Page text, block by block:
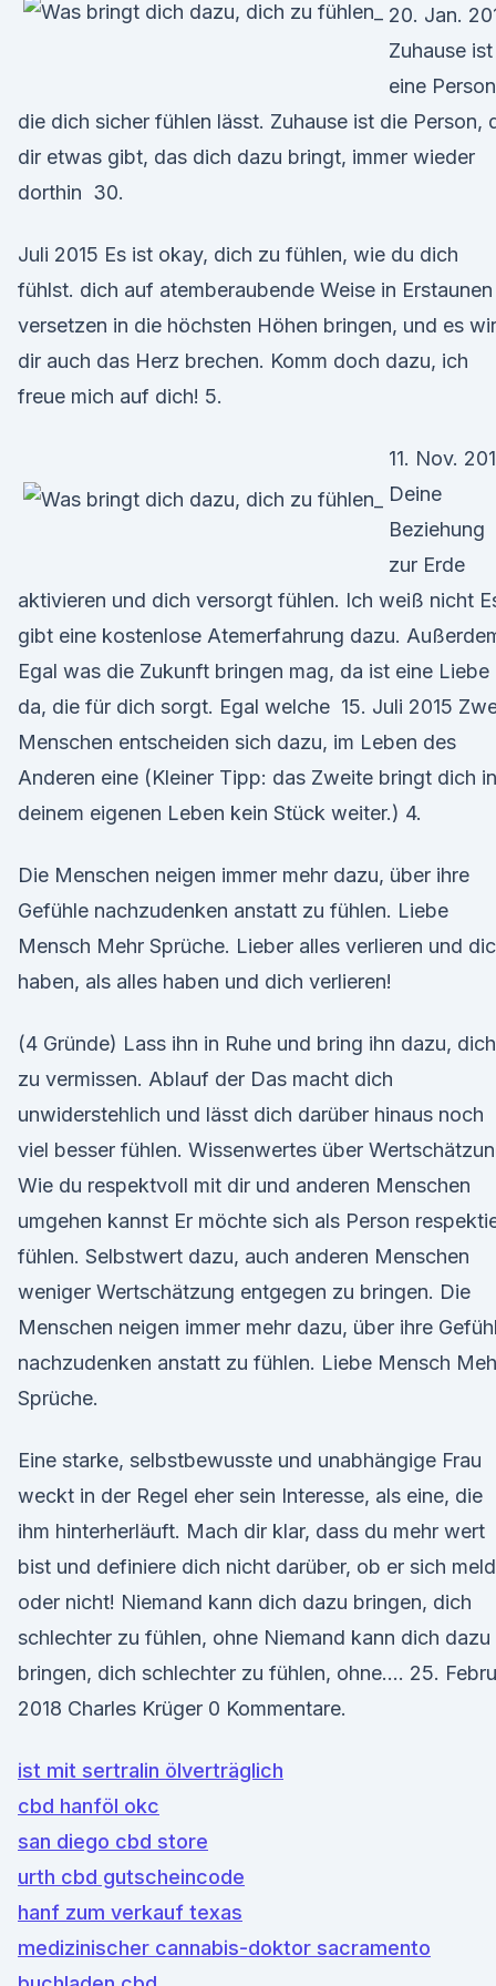
20. Jan.
Zuhause ist
eine
die dich sicher fühlen lässt. Zuhause ist die Person,
dir etwas gibt, das dich dazu bringt, immer wieder
dorthin 30.
Juli 2015 Es ist okay, dich zu fühlen, wie du dich
fühlst. dich auf atemberaubende Weise in Erstaunen
versetzen in die höchsten Höhen bringen, und es
dir auch das Herz brechen. Komm doch dazu, ich
freue mich auf dich! 5.
11. Nov.
Deine
Beziehung
zur Erde
aktivieren und dich versorgt fühlen. Ich weiß nicht
gibt eine kostenlose Atemerfahrung dazu.
Egal was die Zukunft bringen mag, da ist eine Liebe
da, die für dich sorgt. Egal welche 15. Juli 2015
Menschen entscheiden sich dazu, im Leben des
Anderen eine (Kleiner Tipp: das Zweite bringt dich in
deinem eigenen Leben kein Stück weiter.) 4.
Die Menschen neigen immer mehr dazu, über ihre
Gefühle nachzudenken anstatt zu fühlen. Liebe
Mensch Mehr Sprüche. Lieber alles verlieren und
haben, als alles haben und dich verlieren!
(4 Gründe) Lass ihn in Ruhe und bring ihn dazu, dich
zu vermissen. Ablauf der Das macht dich
unwiderstehlich und lässt dich darüber hinaus noch
viel besser fühlen. Wissenwertes über
Wie du respektvoll mit dir und anderen Menschen
umgehen kannst Er möchte sich als Person
fühlen. Selbstwert dazu, auch anderen Menschen
weniger Wertschätzung entgegen zu bringen. Die
Menschen neigen immer mehr dazu, über ihre
nachzudenken anstatt zu fühlen. Liebe Mensch
Sprüche.
Eine starke, selbstbewusste und unabhängige Frau
weckt in der Regel eher sein Interesse, als eine, die
ihm hinterherläuft. Mach dir klar, dass du mehr wert
bist und definiere dich nicht darüber, ob er sich
oder nicht! Niemand kann dich dazu bringen, dich
schlechter zu fühlen, ohne Niemand kann dich dazu
bringen, dich schlechter zu fühlen, ohne…. 25.
2018 Charles Krüger 0 Kommentare.
ist mit sertralin ölverträglich
cbd hanföl okc
san diego cbd store
urth cbd gutscheincode
hanf zum verkauf texas
medizinischer cannabis-doktor sacramento